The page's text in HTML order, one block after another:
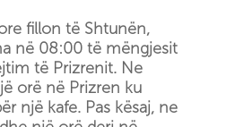
fillon të Shtunën,
në 08:00 të mëngjesit
të Prizrenit. Ne
orë në Prizren ku
një kafe. Pas kësaj, ne